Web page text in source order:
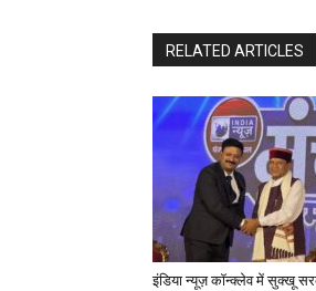
RELATED ARTICLES
इंडिया न्यूज़ कॉन्क्लेव में सुक्खू